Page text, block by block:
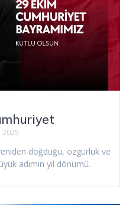
2025
doğduğu, özgürlük ve
adımın yıl dönümü.